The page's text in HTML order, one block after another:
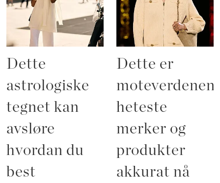
Dette
astrologiske
tegnet kan
avsløre
hvordan du
best
Dette er
heteste
merker og
produkter
akkurat nå